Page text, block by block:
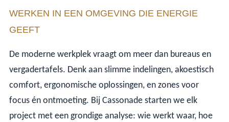
WERKEN IN EEN OMGEVING DIE ENERGIE
GEEFT
De moderne werkplek vraagt om meer dan bureaus en
vergadertafels. Denk aan slimme indelingen, akoestisch
comfort, ergonomische oplossingen, en zones voor
focus én ontmoeting. Bij Cassonade starten we elk
project met een grondige analyse: wie werkt waar, hoe